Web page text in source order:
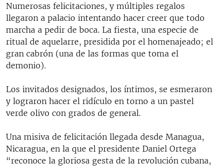
Numerosas felicitaciones, y múltiples regalos
llegaron a palacio intentando hacer creer que todo
marcha a pedir de boca. La fiesta, una especie de
ritual de aquelarre, presidida por el homenajeado; el
gran cabrón (una de las formas que toma el
demonio).
Los invitados designados, los íntimos, se esmeraron
y lograron hacer el ridículo en torno a un pastel
verde olivo con grados de general.
Una misiva de felicitación llegada desde Managua,
Nicaragua, en la que el presidente Daniel Ortega
“reconoce la gloriosa gesta de la revolución cubana,